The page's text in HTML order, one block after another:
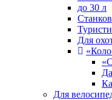
до 30 л
Для
Для